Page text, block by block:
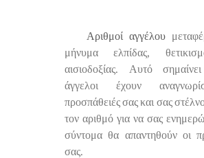
Αριθμοί αγγέλου
μήνυμα ελπίδας,
αισιοδοξίας. Αυτό
άγγελοι έχουν
προσπάθειές σας και σας
τον αριθμό για να σας
σύντομα θα απαντηθούν οι
σας.